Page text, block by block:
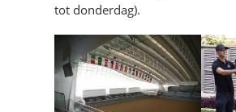
tot donderdag).